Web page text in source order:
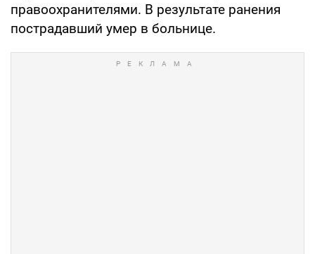
правоохранителями. В результате ранения
пострадавший умер в больнице.